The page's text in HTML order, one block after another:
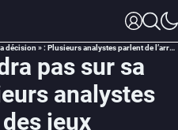
« Sony ne reviendra pas sur sa décision » : Plusieurs analystes parlent de l’arrêt des jeux PlayStation sur disques, et sur ses raisons
pas sur sa
analystes
jeux